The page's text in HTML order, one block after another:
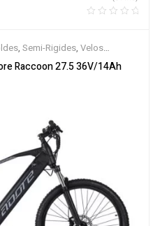
, Semi-Rigides, Velos
Raccoon 27.5 36V/14Ah